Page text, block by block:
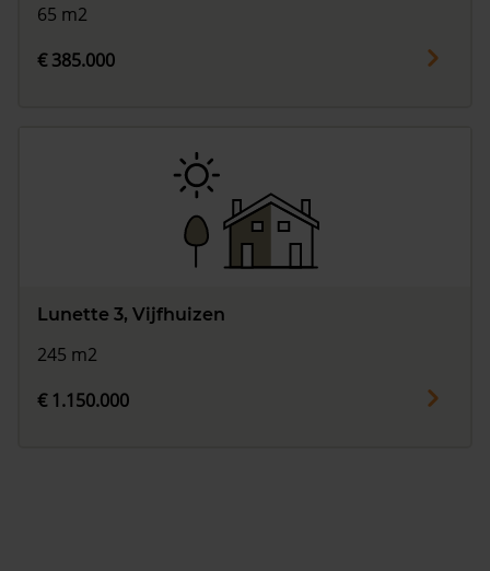
65 m2
€ 385.000
Lunette 3, Vijfhuizen
245 m2
€ 1.150.000